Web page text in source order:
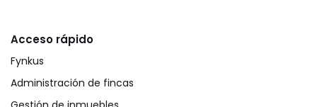
Acceso rápido
Fynkus
Administración de fincas